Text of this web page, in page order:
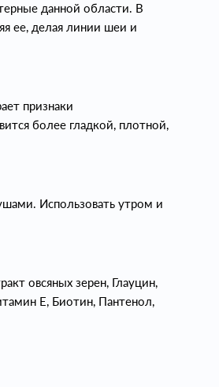
данной области. В
ее, делая линии шеи и
признаки
более гладкой, плотной,
Использовать утром и
овсяных зерен, Глауцин,
Е, Биотин, Пантенол,